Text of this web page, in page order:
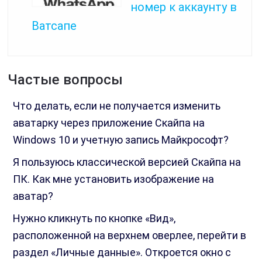
номер к аккаунту в
Ватсапе
Частые вопросы
Что делать, если не получается изменить
аватарку через приложение Скайпа на
Windows 10 и учетную запись Майкрософт?
Я пользуюсь классической версией Скайпа на
ПК. Как мне установить изображение на
аватар?
Нужно кликнуть по кнопке «Вид»,
расположенной на верхнем оверлее, перейти в
раздел «Личные данные». Откроется окно с